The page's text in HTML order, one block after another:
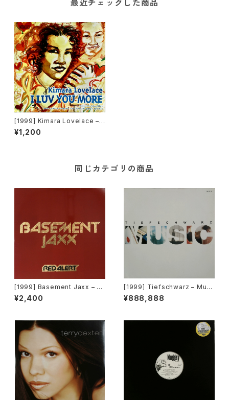
最近チェックした商品
[1999] Kimara Lovelace – I
Luv You More [BPM King St
reet Sounds]
¥1,200
同じカテゴリの商品
[1999] Basement Jaxx – R
ed Alert [XL Recordings, A
tlantic Jaxx]
¥2,400
[1999] Tiefschwarz – Musi
c (Part 2) [Benztown Recor
ds]
¥888,888